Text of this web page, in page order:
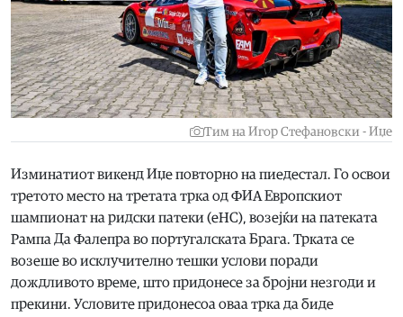
Тим на Игор Стефановски - Иџе
Изминатиот викенд Иџе повторно на пиедестал. Го освои
третото место на третата трка од ФИА Европскиот
шампионат на ридски патеки (еHC), возејќи на патеката
Рампа Да Фалепра во португалската Брага. Трката се
возеше во исклучително тешки услови поради
дождливото време, што придонесе за бројни незгоди и
прекини. Условите придонесоа оваа трка да биде